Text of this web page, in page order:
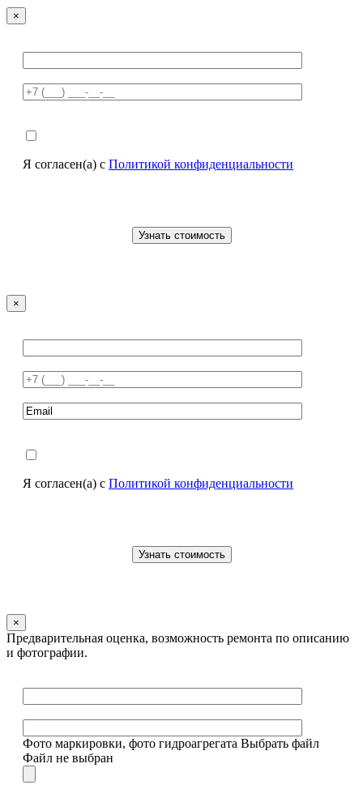
×
Я согласен(а) с Политикой конфиденциальности
×
Я согласен(а) с Политикой конфиденциальности
×
Предварительная оценка, возможность ремонта по описанию
и фотографии.
Фото маркировки, фото гидроагрегата Выбрать файл
Файл не выбран